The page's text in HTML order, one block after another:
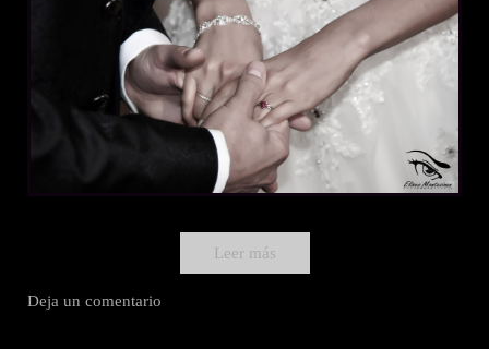
Leer más
Deja un comentario